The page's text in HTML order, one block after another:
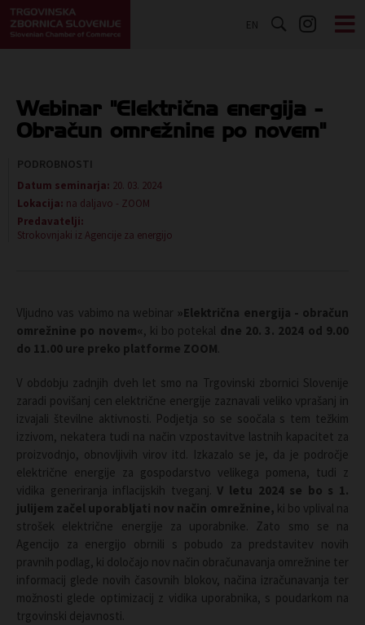
EN
Webinar "Električna energija -
Obračun omrežnine po novem"
PODROBNOSTI
Datum seminarja: 20. 03. 2024
Lokacija: na daljavo - ZOOM
Predavatelji:
Strokovnjaki iz Agencije za energijo
Vljudno vas vabimo na webinar »Električna energija - obračun
omrežnine po novem«, ki bo potekal dne 20. 3. 2024 od 9.00
do 11.00 ure preko platforme ZOOM
V obdobju zadnjih dveh let smo na Trgovinski zbornici Slovenije
zaradi povišanj cen električne energije zaznavali veliko vprašanj in
izvajali številne aktivnosti. Podjetja so se soočala s tem težkim
izzivom, nekatera tudi na način vzpostavitve lastnih kapacitet za
proizvodnjo, obnovljivih virov itd. Izkazalo se je, da je področje
električne energije za gospodarstvo velikega pomena, tudi z
vidika generiranja inflacijskih tveganj.V letu 2024 se bo s 1.
julijem začel uporabljati nov način omrežnine, ki bo vplival na
strošek električne energije za uporabnike. Zato smo se na
Agencijo za energijo obrnili s pobudo za predstavitev novih
pravnih podlag, ki določajo nov način obračunavanja omrežnine ter
informacij glede novih časovnih blokov, načina izračunavanja ter
možnosti glede optimizacij z vidika uporabnika, s poudarkom na
trgovinski dejavnosti.